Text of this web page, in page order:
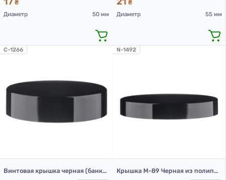
₴
Диаметр
50 мм
₴
Диаметр
55 мм
C-1266
Винтовая крышка черная (банка 100 мл)
N-1492
Крышка М-89 Черная из полипропилена